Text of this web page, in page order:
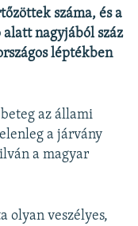
száma, és a
nagyjából száz
léptékben
az állami
a járvány
a magyar
olyan veszélyes,